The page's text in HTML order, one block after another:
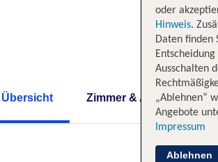
Übersicht Zimmer & Angebote
oder
Hinweis.
Daten finden
Ausschalten
„Ablehnen“
Angebote
Impressum
Ablehnen